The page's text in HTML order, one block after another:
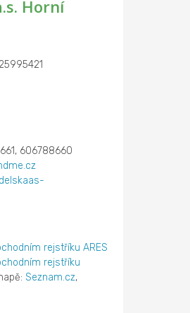
Horní
606788660
rejstříku ARES
rejstříku
Seznam.cz,